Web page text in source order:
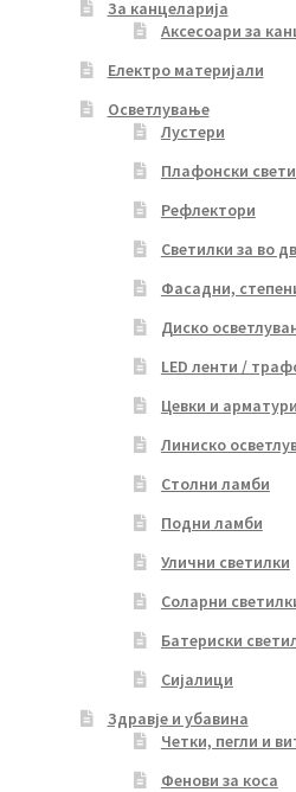
За канцеларија
Аксесоари за
Електро материјали
Осветлување
Лустери
Плафонски
Рефлектори
Светилки за во
Фасадни,
Диско
LED ленти /
Цевки и арматури
Линиско
Столни ламби
Подни ламби
Улични светилки
Соларни
Батериски
Сијалици
Здравје и убавина
Четки, пегли и
Фенови за коса